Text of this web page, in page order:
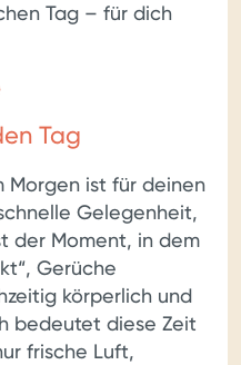
Tag – für dich
Tag
Morgen ist für deinen
Gelegenheit,
der Moment, in dem
Gerüche
körperlich und
bedeutet diese Zeit
frische Luft,